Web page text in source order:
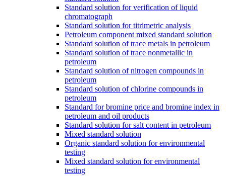
Standard solution for verification of liquid
chromatograph
Standard solution for titrimetric analysis
Petroleum component mixed standard solution
Standard solution of trace metals in petroleum
Standard solution of trace nonmetallic in
petroleum
Standard solution of nitrogen compounds in
petroleum
Standard solution of chlorine compounds in
petroleum
Standard for bromine price and bromine index in
petroleum and oil products
Standard solution for salt content in petroleum
Mixed standard solution
Organic standard solution for environmental
testing
Mixed standard solution for environmental
testing